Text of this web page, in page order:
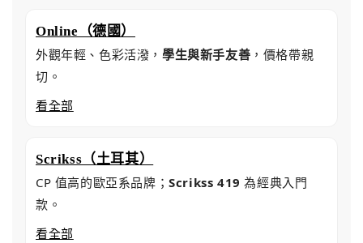
Online（德國）
外觀年輕、色彩活潑， 學生與新手友善 ，價格帶親
切。
看全部
Scrikss（土耳其）
CP 值高的歐亞系品牌；Scrikss 419 為經典入門
款。
看全部